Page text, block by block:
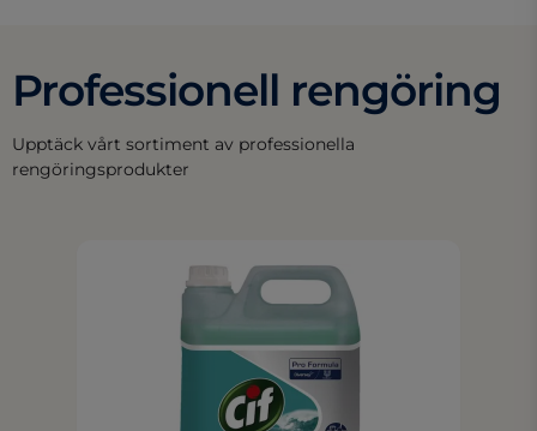
Professionell rengöring
Upptäck vårt sortiment av professionella
rengöringsprodukter